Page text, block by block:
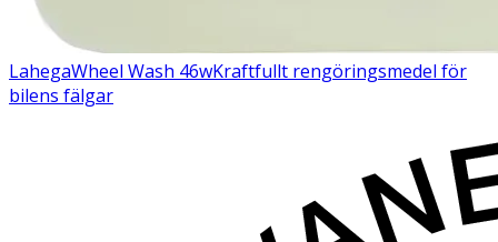
LahegaWheel Wash 46wKraftfullt rengöringsmedel för
bilens fälgar